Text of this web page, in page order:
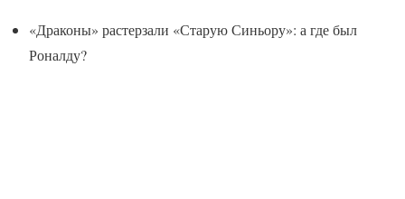
«Драконы» растерзали «Старую Синьору»: а где был
Роналду?